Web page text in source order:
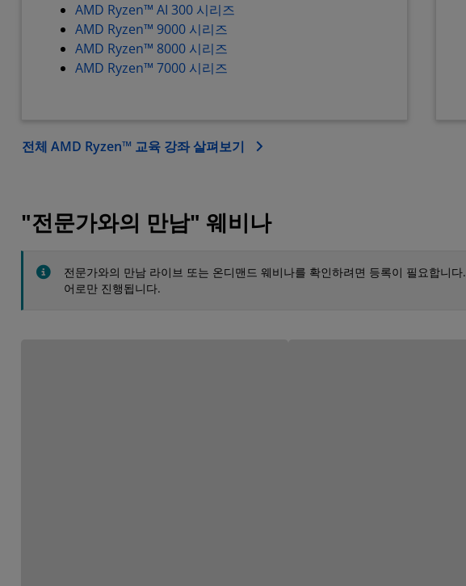
AMD Ryzen™ AI 300 시리즈
AMD Ryzen™ 9000 시리즈
AMD Ryzen™ 8000 시리즈
AMD Ryzen™ 7000 시리즈
전체 AMD Ryzen™ 교육 강좌 살펴보기
"전문가와의 만남" 웨비나
전문가와의 만남 라이브 또는 온디맨드 웨비나를 확인하려면 등록이 필요합니다.
어로만 진행됩니다.